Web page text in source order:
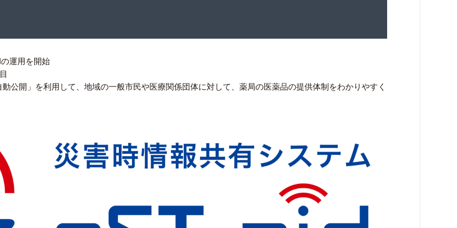
運用を開始
公開」を利用して、地域の一般市民や医療関係団体に対して、薬局の医薬品の提供体制をわかりやすく